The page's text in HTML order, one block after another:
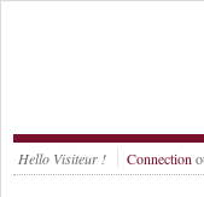
Hello Visiteur ! Connection